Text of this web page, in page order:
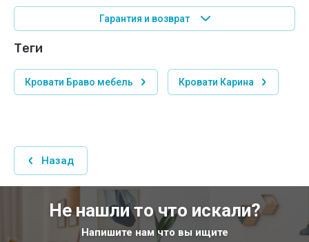
Гарантия и возврат
теги
Кровати Браво мебель Кровати Карина
Назад
Не нашли то что искали?
Напишите нам что вы ищите